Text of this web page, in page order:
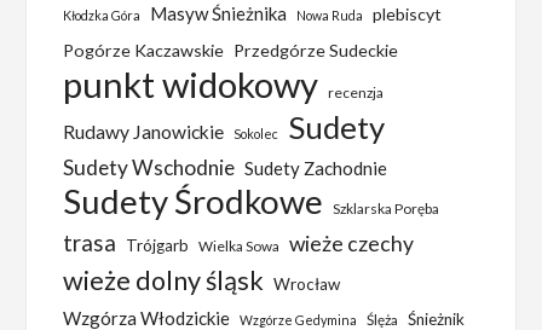
Kłodzka Góra Masyw Śnieżnika Nowa Ruda
plebiscyt
Pogórze Kaczawskie Przedgórze Sudeckie
punkt widokowy recenzja
Rudawy Janowickie Sokolec Sudety
Sudety Wschodnie Sudety Zachodnie
Sudety Środkowe Szklarska Poręba
trasa Trójgarb Wielka Sowa wieże czechy
wieże dolny śląsk Wrocław
Wzgórza Włodzickie Wzgórze Gedymina Ślęża Śnieżnik